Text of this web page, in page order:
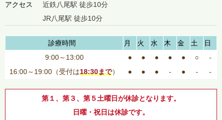
アクセス
近鉄八尾駅 徒歩10分
JR八尾駅 徒歩10分
診療時間 月 火 水 木 金 土
日
9:00～13:00
● ● ● ● ● ○
-
16:00～19:00（受付は18:30まで） ● ● ● - ● - -
第１、第３、第５土曜日が休診となります。
日曜・祝日は休診です。